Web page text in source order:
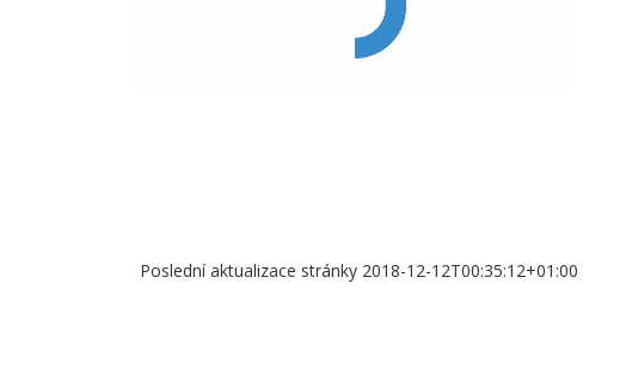
Poslední aktualizace stránky 2018-12-12T00:35:12+01:00